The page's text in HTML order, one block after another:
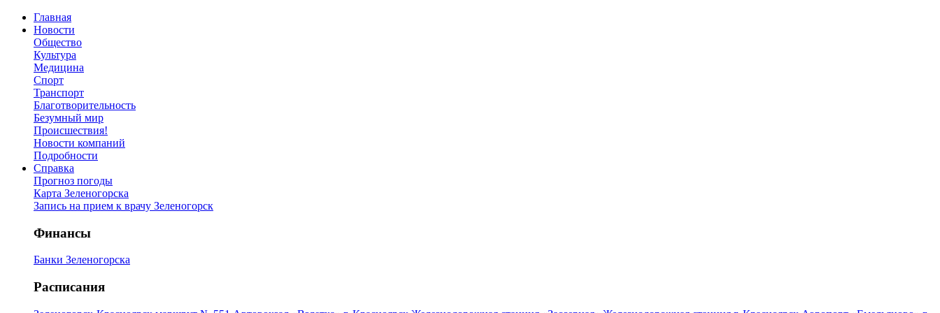
Главная
Новости
Общество
Культура
Медицина
Спорт
Транспорт
Благотворительность
Безумный мир
Происшествия!
Новости компаний
Подробности
Справка
Прогноз погоды
Карта Зеленогорска
Запись на прием к врачу Зеленогорск
Финансы
Банки Зеленогорска
Расписания